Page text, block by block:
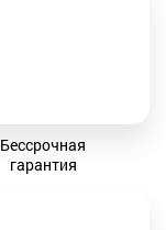
Бессрочная
гарантия